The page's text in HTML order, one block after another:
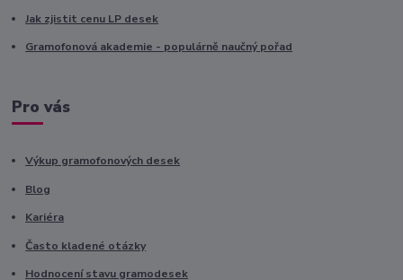
Jak zjistit cenu LP desek
Gramofonová akademie - populárně naučný pořad
Pro vás
Výkup gramofonových desek
Blog
Kariéra
Často kladené otázky
Hodnocení stavu gramodesek